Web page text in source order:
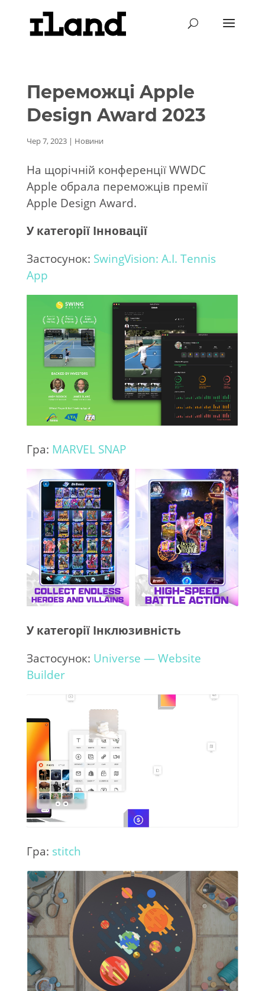
Переможці Apple
Design Award 2023
Чер 7, 2023| Новини
На щорічній конференції WWDC
Apple обрала переможців премії
Apple Design Award.
У категорії Інновації
Застосунок: SwingVision: A.I. Tennis
App
Гра: MARVEL SNAP
У категорії Інклюзивність
Застосунок: Universe — Website
Builder
Гра: stitch